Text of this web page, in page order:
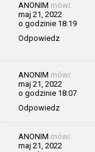
ANONIM mówi:
maj 21, 2022
o godzinie 18:19
Odpowiedz
ANONIM mówi:
maj 21, 2022
o godzinie 18:07
Odpowiedz
ANONIM mówi:
maj 21, 2022